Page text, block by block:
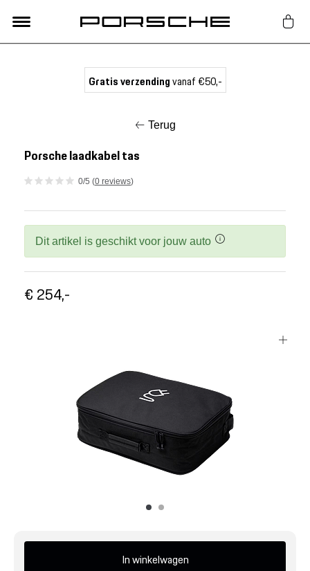
Nieuw
Acties
Porsche finder
Meer Porsche
Porsche informatie
Gratis verzendingvanaf €50,-
Terug
Porsche laadkabel tas
0/5 (0 reviews)
Dit artikel is geschikt voor jouw auto
€ 254,-
In winkelwagen